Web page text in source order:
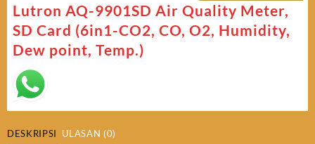
Lutron AQ-9901SD Air Quality Meter,
SD Card (6in1-CO2, CO, O2, Humidity,
Dew point, Temp.)
DESKRIPSI ULASAN (0)